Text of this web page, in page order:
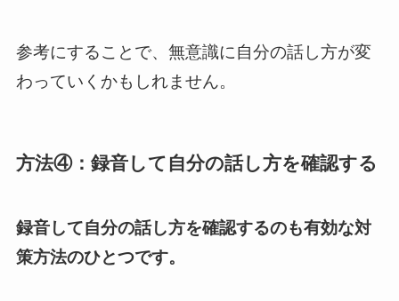
参考にすることで、無意識に自分の話し方が変
わっていくかもしれません。
方法④：録音して自分の話し方を確認する
録音して自分の話し方を確認するのも有効な対
策方法のひとつです。